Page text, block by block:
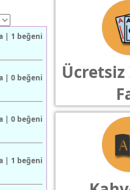
| 1 beğeni
| 0 beğeni
| 0 beğeni
| 1 beğeni